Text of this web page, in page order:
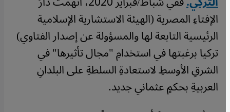
الإفتاءِ المصرية (الهيئة الاستشارية الإسلامية
الرئيسية التابعة لها والمسؤولة عن إصدار الفتاوي)
تركيا برغبتها في استخدامِ "مجال تأثيرها" في
الشرقِ الأوسطِ لاستعادةِ السلطةِ على البلدانِ
العربيةِ بحكمٍ عثماني جديد.